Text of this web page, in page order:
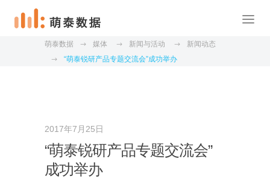
萌泰数据 媒体 新闻与活动
新闻动态
“萌泰锐研产品专题交流会”成功举办
2017年7月25日
“萌泰锐研产品专题交流会”
成功举办